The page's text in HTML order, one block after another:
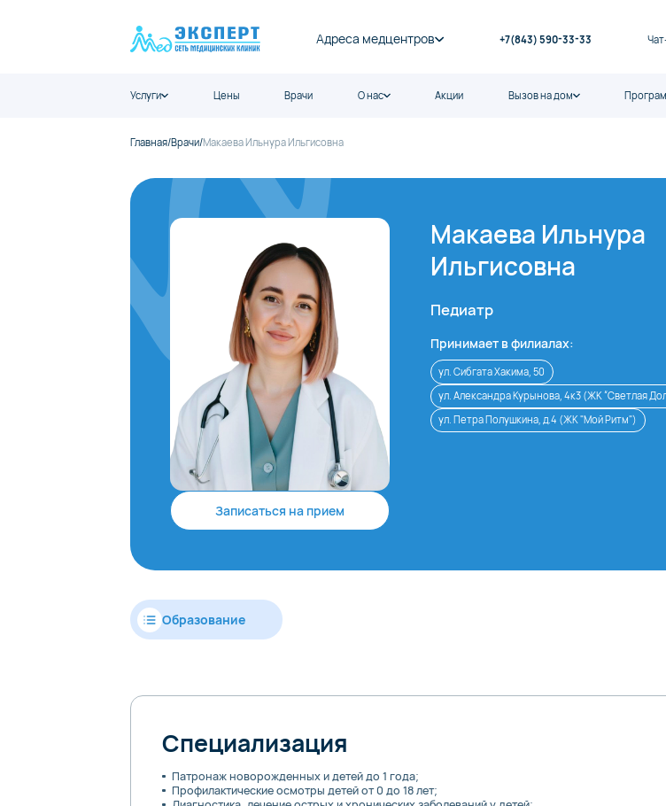
Адреса медцентров +7(843) 590-33-33
Услуги Цены Врачи О нас Акции Вызов на дом
Главная/Врачи/Макаева Ильнура Ильгисовна
Записаться на прием
Макаева Ильнура
Ильгисовна
Педиатр
Принимает в филиалах:
ул. Сибгата Хакима, 50
ул. Александра Курынова, 4к3 (ЖК “Светлая
ул. Петра Полушкина, д.4 (ЖК "Мой Ритм")
Образование
Специализация
Патронаж новорожденных и детей до 1 года;
Профилактические осмотры детей от 0 до 18 лет;